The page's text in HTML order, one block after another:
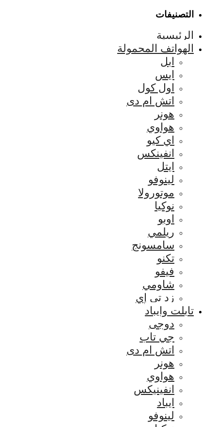
التصنيفات
الرئيسية
الهواتف المحمولة
ابل
ايس
اول كول
اتش ام دى
هونر
هواوي
اي كيو
انفينكس
ايتل
لينوفو
موتورولا
نوكيا
اوبو
ريلمي
سامسونج
تكنو
فيفو
شاومي
زد تي إي
تابلت وايباد
دوجى
جي تاب
اتش ام دى
هونر
هواوي
انفينيكس
ايباد
لينوفو